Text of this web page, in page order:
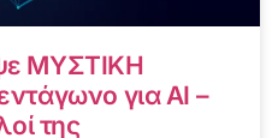
ΜΥΣΤΙΚΗ
για AI –
της